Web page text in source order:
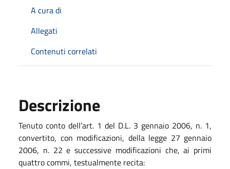
A cura di
Allegati
Contenuti correlati
Descrizione
Tenuto conto dell’art. 1 del D.L. 3 gennaio 2006, n. 1,
convertito, con modificazioni, della legge 27 gennaio
2006, n. 22 e successive modificazioni che, ai primi
quattro commi, testualmente recita: